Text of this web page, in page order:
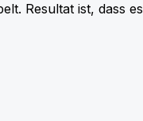
Resultat ist, dass